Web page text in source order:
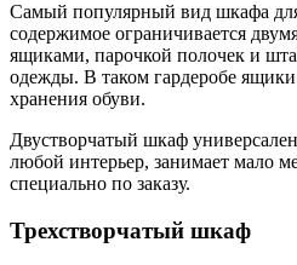
Самый популярный вид шкафа
содержимое ограничивается
ящиками, парочкой полочек и
одежды. В таком гардеробе
хранения обуви.
Двустворчатый шкаф
любой интерьер, занимает мало
специально по заказу.
Трехстворчатый шкаф